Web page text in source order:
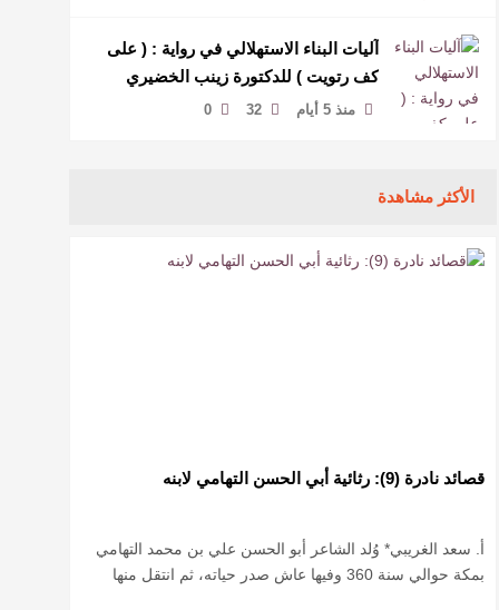
آليات البناء الاستهلالي في رواية : ( على
كف رتويت ) للدكتورة زينب الخضيري
منذ 5 أيام 32
0
الأكثر مشاهدة
قصائد نادرة (9): رثائية أبي الحسن التهامي لابنه
أ. سعد الغريبي* وُلد الشاعر أبو الحسن علي بن محمد التهامي
بمكة حوالي سنة 360 وفيها عاش صدر حياته، ثم انتقل منها